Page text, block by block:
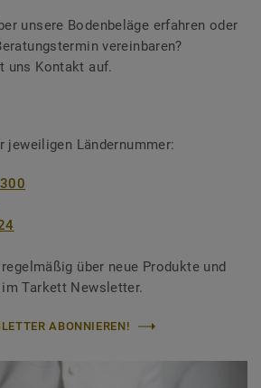
unsere Bodenbeläge erfahren oder
vereinbaren?
uns Kontakt auf.
jeweiligen Ländernummer:
über neue Produkte und
Tarkett Newsletter.
ABONNIEREN!